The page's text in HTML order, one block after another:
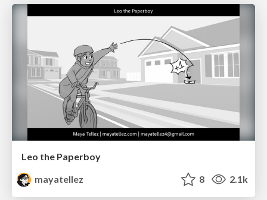
Leo the Paperboy
mayatellez
8 2.1k